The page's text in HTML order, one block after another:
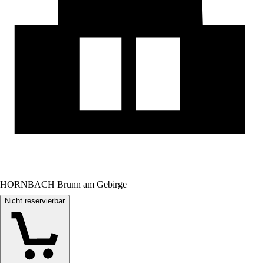
HORNBACH Brunn am Gebirge
Nicht reservierbar